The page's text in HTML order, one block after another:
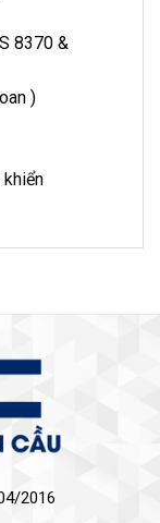
8370 &
)
2016